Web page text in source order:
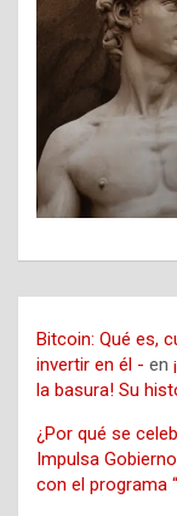
Bitcoin: Qué es,
invertir en él - en
la basura! Su
¿Por qué se
Impulsa
con el programa